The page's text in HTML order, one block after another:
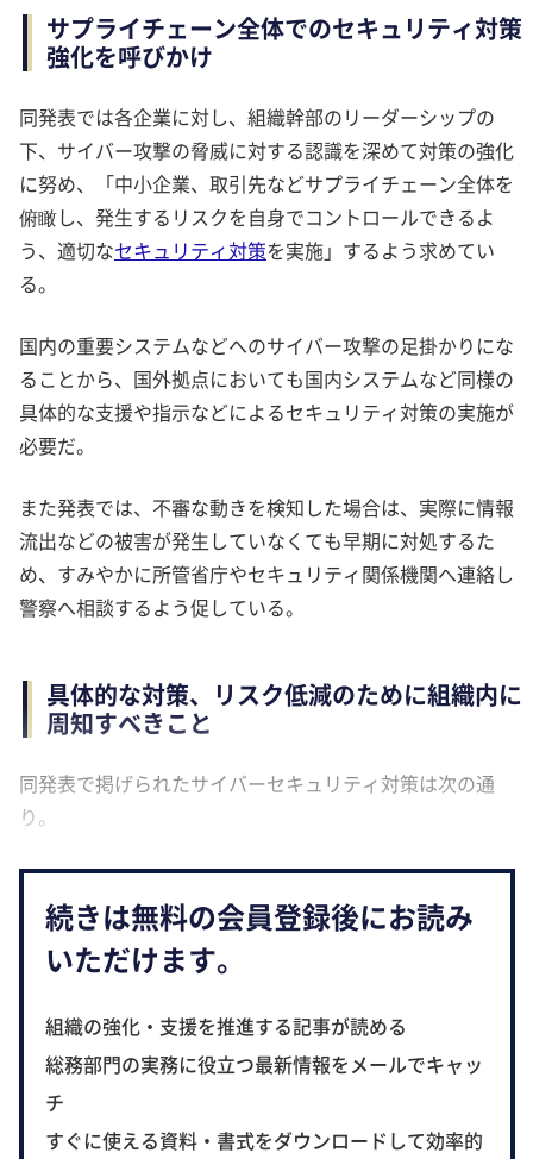
サプライチェーン全体でのセキュリティ対策
強化を呼びかけ
同発表では各企業に対し、組織幹部のリーダーシップの
下、サイバー攻撃の脅威に対する認識を深めて対策の強化
に努め、「中小企業、取引先などサプライチェーン全体を
俯瞰し、発生するリスクを自身でコントロールできるよ
う、適切なセキュリティ対策を実施」するよう求めてい
る。
国内の重要システムなどへのサイバー攻撃の足掛かりにな
ることから、国外拠点においても国内システムなど同様の
具体的な支援や指示などによるセキュリティ対策の実施が
必要だ。
また発表では、不審な動きを検知した場合は、実際に情報
流出などの被害が発生していなくても早期に対処するた
め、すみやかに所管省庁やセキュリティ関係機関へ連絡し
警察へ相談するよう促している。
具体的な対策、リスク低減のために組織内に
周知すべきこと
同発表で掲げられたサイバーセキュリティ対策は次の通
り。
続きは無料の会員登録後にお読み
いただけます。
組織の強化・支援を推進する記事が読める
総務部門の実務に役立つ最新情報をメールでキャッ
チ
すぐに使える資料・書式をダウンロードして効率的